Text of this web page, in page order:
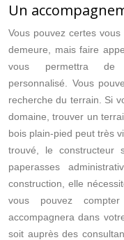
Un
Vous pouvez certes
demeure, mais faire
vous permettra de
personnalisé. Vous
recherche du terrain. Si
domaine, trouver un
bois plain-pied peut très
trouvé, le
paperasses
construction, elle
vous pouvez
accompagnera dans
soit auprès des